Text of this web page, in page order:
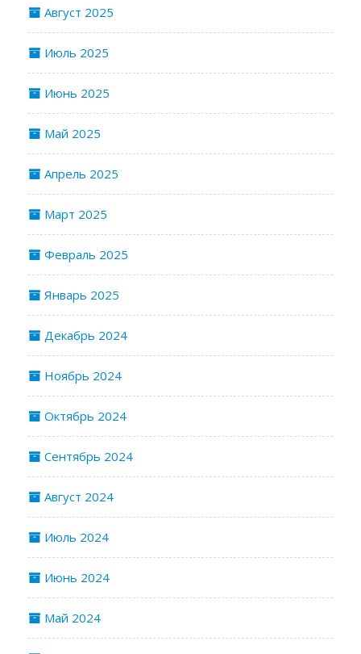
Август 2025
Июль 2025
Июнь 2025
Май 2025
Апрель 2025
Март 2025
Февраль 2025
Январь 2025
Декабрь 2024
Ноябрь 2024
Октябрь 2024
Сентябрь 2024
Август 2024
Июль 2024
Июнь 2024
Май 2024